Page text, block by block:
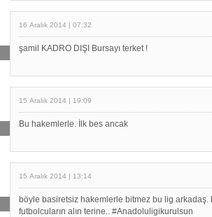
16 Aralık 2014 | 07:32
şamil KADRO DIŞI Bursayı terket !
15 Aralık 2014 | 19:09
Bu hakemlerle. İlk bes ancak
15 Aralık 2014 | 13:14
böyle basiretsiz hakemlerle bitmez bu lig arkadaş.
futbolcuların alın terine.. #Anadoluligikurulsun